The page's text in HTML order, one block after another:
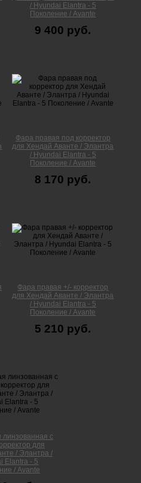
/ Hyundai Elantra - 5
Поколение / Avante
9 400 руб.
Фара правая под корректор
для Хендай Аванте / Элантра
/ Hyundai Elantra - 5
Поколение / Avante
8 170 руб.
Фара правая +/- корректор
для Хендай Аванте / Элантра
/ Hyundai Elantra - 5
Поколение / Avante
5 210 руб.
линзованная с
для
/ Элантра /
Elantra - 5
/ Avante